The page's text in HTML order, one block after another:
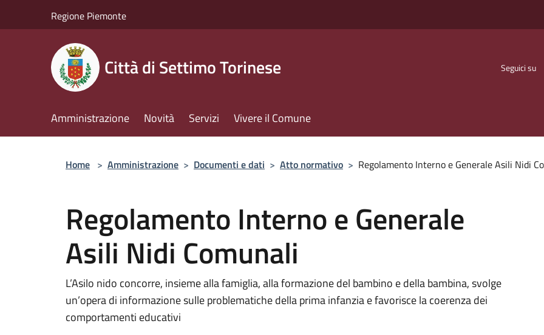
Regione Piemonte
Città di Settimo Torinese Seguici su
Amministrazione Novità Servizi Vivere il Comune
Home > Amministrazione > Documenti e dati > Atto normativo > Regolamento Interno e Generale Asili Nidi
Regolamento Interno e Generale
Asili Nidi Comunali
L’Asilo nido concorre, insieme alla famiglia, alla formazione del bambino e della bambina, svolge
un’opera di informazione sulle problematiche della prima infanzia e favorisce la coerenza dei
comportamenti educativi